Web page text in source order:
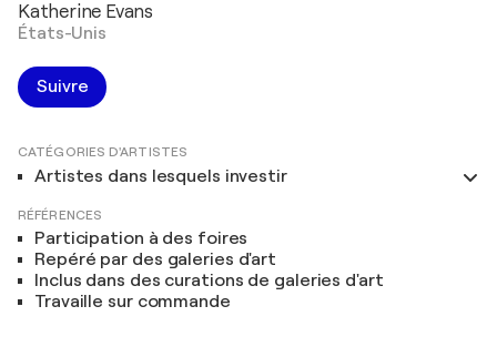
Katherine Evans
États-Unis
Suivre
CATÉGORIES D'ARTISTES
Artistes dans lesquels investir
RÉFÉRENCES
Participation à des foires
Repéré par des galeries d'art
Inclus dans des curations de galeries d'art
Travaille sur commande